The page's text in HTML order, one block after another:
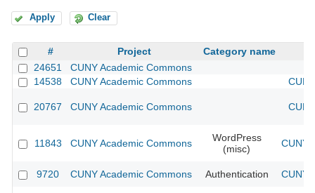
Apply Clear
# Project
Category name
24651
CUNY Academic Commons
14538
CUNY Academic Commons
20767 CUNY Academic Commons
11843 CUNY Academic Commons
WordPress
(misc)
CUNY
9720 CUNY Academic Commons Authentication CUNY